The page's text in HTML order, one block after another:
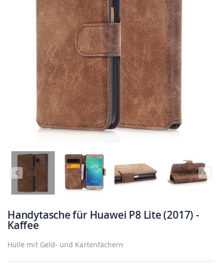
Handytasche für Huawei P8 Lite (2017) -
Kaffee
Hülle mit Geld- und Kartenfächern